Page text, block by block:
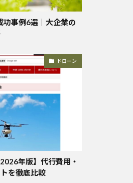
功事例6選｜大企業の
ドローン
年版】代行費用・
を徹底比較